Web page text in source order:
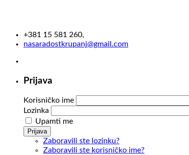
+381 15 581 260,
nasaradostkrupanj@gmail.com
Prijava
Korisničko ime
Lozinka
Upamti me
Prijava
Zaboravili ste lozinku?
Zaboravili ste korisničko ime?